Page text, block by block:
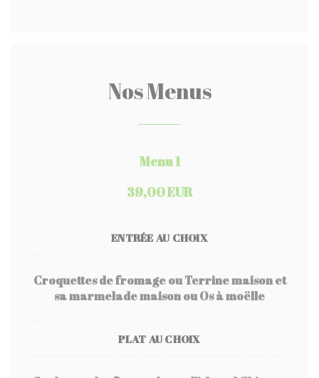
Nos Menus
Menu 1
39,00 EUR
ENTRÉE AU CHOIX
Croquettes de fromage ou Terrine maison et
sa marmelade maison ou Os à moëlle
PLAT AU CHOIX